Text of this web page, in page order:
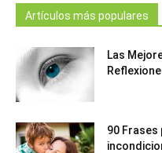
Artículos más populares
Las
90 Frases